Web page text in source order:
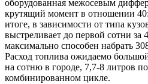
оборудованная межосевым
крутящий момент в отношении
итоге, в зависимости от типа
выстреливает до первой сотни за
максимально способен набрать
Расход топлива ожидаемо
на сотню в городе, 7,7-8 литров
комбинированном цикле.